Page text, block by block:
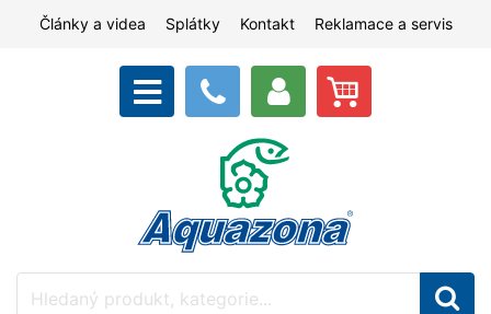
Články a videa Splátky Kontakt Reklamace a servis